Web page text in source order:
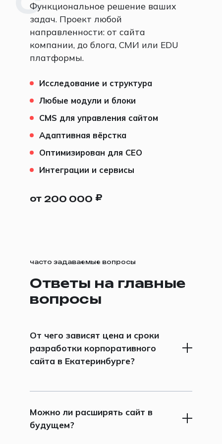
Функциональное решение ваших
задач. Проект любой
направленности: от сайта
компании, до блога, СМИ или EDU
платформы.
Исследование и структура
Любые модули и блоки
CMS для управления сайтом
Адаптивная вёрстка
Оптимизирован для СЕО
Интеграции и сервисы
от 200 000 ₽
часто задаваемые вопросы
Ответы на главные
вопросы
От чего зависят цена и сроки
разработки корпоративного
сайта в Екатеринбурге?
уникальных страниц, глубины
аналитики, сложности дизайна, CMS,
интеграций и требований к
управлению контентом.
Можно ли расширять сайт в
будущем?